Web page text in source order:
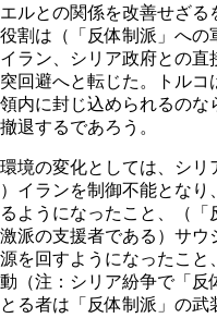
ルとの関係を改善せざる
割は（「反体制派」への
ラン、シリア政府との直
回避へと転じた。トルコ
内に封じ込められるのな
退するであろう。
環境の変化としては、シリ
イランを制御不能となり
ようになったこと、（「
派の支援者である）サウ
を回すようになったこと
（注：シリア紛争で「反
る者は「反体制派」の武